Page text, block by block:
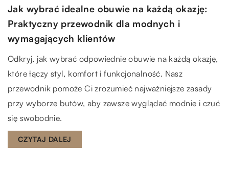
Jak wybrać idealne obuwie na każdą okazję:
Praktyczny przewodnik dla modnych i
wymagających klientów
Odkryj, jak wybrać odpowiednie obuwie na każdą okazję,
które łączy styl, komfort i funkcjonalność. Nasz
przewodnik pomoże Ci zrozumieć najważniejsze zasady
przy wyborze butów, aby zawsze wyglądać modnie i czuć
się swobodnie.
CZYTAJ DALEJ